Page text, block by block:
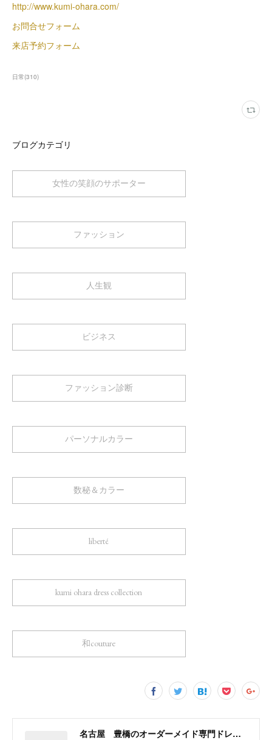
http://www.kumi-ohara.com/
お問合せフォーム
来店予約フォーム
日常(310)
ブログカテゴリ
女性の笑顔のサポーター
ファッション
人生観
ビジネス
ファッション診断
パーソナルカラー
数秘＆カラー
liberté
kumi ohara dress collection
和couture
名古屋 豊橋のオーダーメイド専門ドレスデザイナー KUMI OHARA